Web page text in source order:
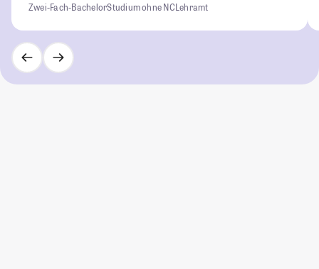
Zwei-Fach-BachelorStudium ohne NCLehramt